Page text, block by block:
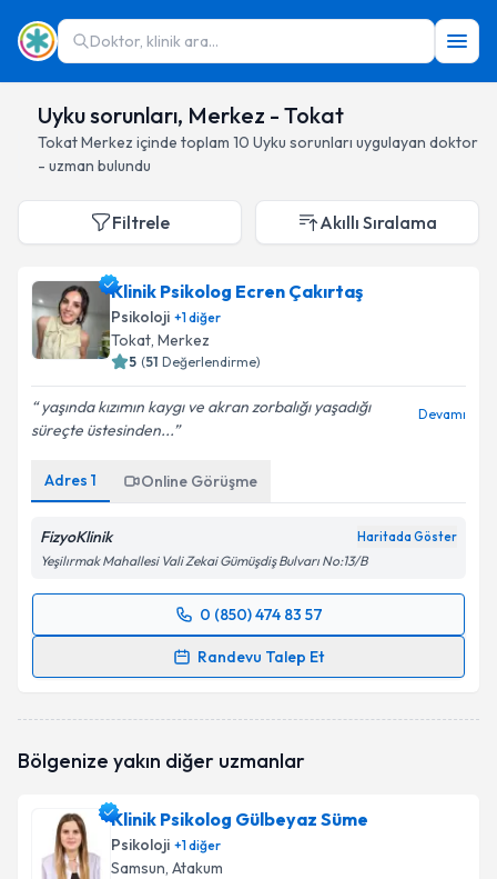
Doktor, klinik ara...
Uyku sorunları, Merkez - Tokat
TokatMerkez içinde toplam 10 Uyku sorunları uygulayan doktor
- uzman bulundu
Filtrele Akıllı Sıralama
Klinik Psikolog Ecren Çakırtaş
Psikoloji +1diğer
Tokat, Merkez
5 (51 Değerlendirme)
yaşında kızımın kaygı ve akran zorbalığı yaşadığı
süreçte üstesinden...
Devamı
Adres 1 Online Görüşme
FizyoKlinik Haritada Göster
Yeşilırmak Mahallesi Vali Zekai Gümüşdiş Bulvarı No:13/B
0 (850) 474 83 57
Randevu Talep Et
Randevu Takvimi Talebi
talebi oluşturun. Size bu uzmandan randevu almanız
bilgilendireceğiz.
E-posta Adresiniz
Bölgenize yakın diğer uzmanlar
Klinik Psikolog Gülbeyaz Süme
Psikoloji +1diğer
Samsun, Atakum